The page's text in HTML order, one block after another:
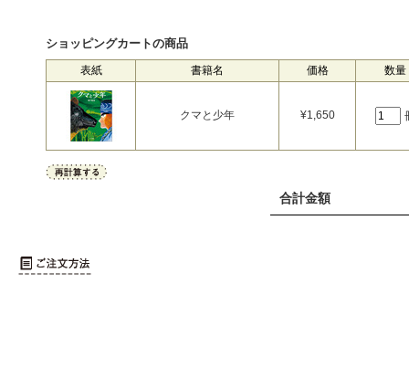
ショッピングカートの商品
表紙 書籍名 価格 数量
クマと少年 ¥1,650
合計金額